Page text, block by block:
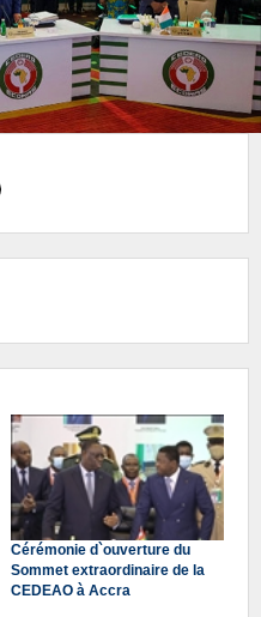
Cérémonie d`ouverture du
Sommet extraordinaire de la
CEDEAO à Accra